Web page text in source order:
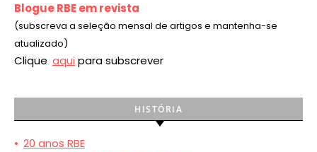
Blogue RBE em revista
(subscreva a seleção mensal de artigos e mantenha-se
atualizado)
Clique aqui para subscrever
HISTÓRIA
• 20 anos RBE